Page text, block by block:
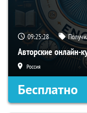
09:25:27
Авторские онлайн-
Россия
Бесплатно